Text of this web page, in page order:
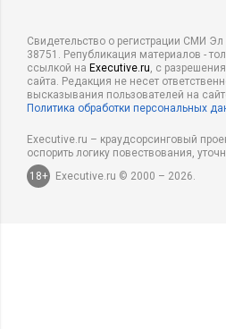
Свидетельство о регистрации СМИ
38751. Републикация материалов -
ссылкой на Executive.ru, с
сайта. Редакция не несет
высказывания пользователей на
Политика обработки персональных
Executive.ru – краудсорсинговый
оспорить логику повествования,
18+
Executive.ru © 2000 – 2026.